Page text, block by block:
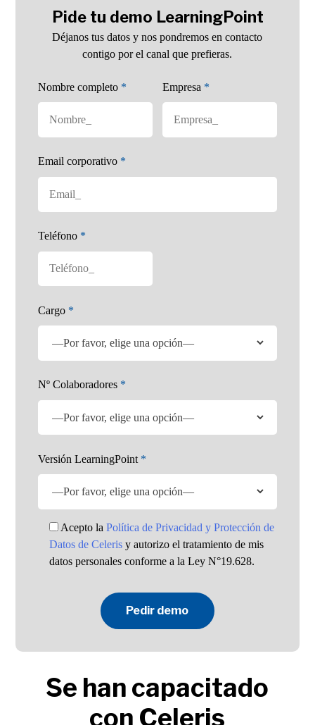
Pide tu demo LearningPoint
Déjanos tus datos y nos pondremos en contacto
contigo por el canal que prefieras.
Nombre completo * Empresa *
Email corporativo *
Teléfono *
Cargo *
Nº Colaboradores *
Versión LearningPoint *
Acepto laPolítica de Privacidad y Protección de
Datos de Celeris y autorizo el tratamiento de mis
datos personales conforme a la Ley N°19.628.
Se han capacitado
con Celeris